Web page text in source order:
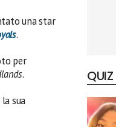
una star
.
per
.
sua
QUIZ